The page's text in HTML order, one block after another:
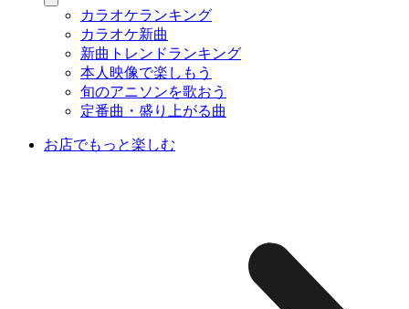
カラオケランキング
カラオケ新曲
新曲トレンドランキング
本人映像で楽しもう
旬のアニソンを歌おう
定番曲・盛り上がる曲
お店でもっと楽しむ